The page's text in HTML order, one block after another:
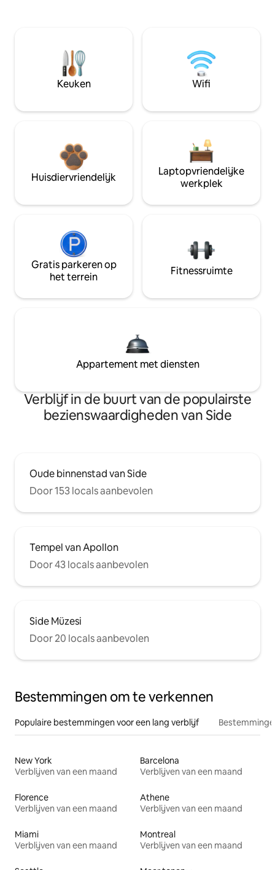
Keuken Wifi
Huisdiervriendelijk
Laptopvriendelijke
werkplek
Gratis parkeren op
het terrein
Fitnessruimte
Appartement met diensten
Verblijf in de buurt van de populairste
bezienswaardigheden van Side
Oude binnenstad van Side
Door 153 locals aanbevolen
Tempel van Apollon
Door 43 locals aanbevolen
Side Müzesi
Door 20 locals aanbevolen
Bestemmingen om te verkennen
Populaire bestemmingen voor een lang verblijf
New York
Verblijven van een maand
Barcelona
Verblijven van een maand
Florence
Verblijven van een maand
Athene
Verblijven van een maand
Miami
Verblijven van een maand
Montreal
Verblijven van een maand